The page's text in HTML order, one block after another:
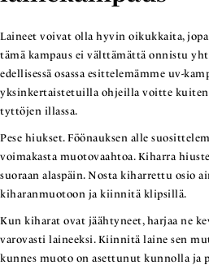
Laineet voivat olla hyvin oikukkaita,
tämä kampaus ei välttämättä onnistu
edellisessä osassa esittelemämme uv-
yksinkertaistetuilla ohjeilla voitte
tyttöjen illassa.
Pese hiukset. Föönauksen alle
voimakasta muotovaahtoa. Kiharra
suoraan alaspäin. Nosta kiharrettu osio
kiharanmuotoon ja kiinnitä klipsillä.
Kun kiharat ovat jäähtyneet, harjaa ne
varovasti laineeksi. Kiinnitä laine sen
kunnes muoto on asettunut kunnolla ja